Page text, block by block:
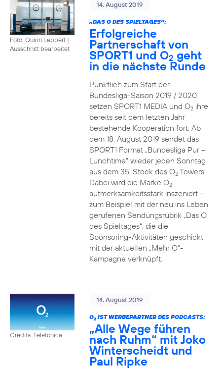
Foto: Quirin Leppert |
Ausschnitt bearbeitet
14. August 2019
„DAS O DES SPIELTAGES“:
Erfolgreiche
Partnerschaft von
SPORT1 und O2 geht
in die nächste Runde
Pünktlich zum Start der
Bundesliga-Saison 2019 / 2020
setzen SPORT1 MEDIA und O2ihre
bereits seit dem letzten Jahr
bestehende Kooperation fort: Ab
dem 18. August 2019 sendet das
SPORT1 Format „Bundesliga Pur –
Lunchtime“ wieder jeden Sonntag
aus dem 35. Stock des O2Towers.
Dabei wird die Marke O2
aufmerksamkeitsstark inszeniert –
zum Beispiel mit der neu ins Leben
gerufenen Sendungsrubrik „Das O
des Spieltages“, die die
Sponsoring-Aktivitäten geschickt
mit der aktuellen „Mehr O“-
Kampagne verknüpft.
Credits: Telefónica
14. August 2019
O2IST WERBEPARTNER DES PODCASTS:
„Alle Wege führen
nach Ruhm“ mit Joko
Winterscheidt und
Paul Ripke